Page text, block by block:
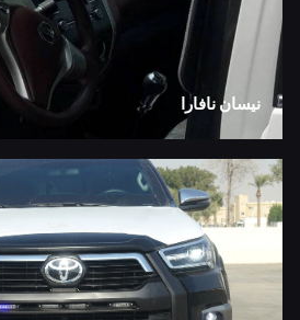
نيسان نافارا